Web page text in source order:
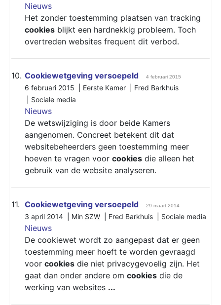
Nieuws
Het zonder toestemming plaatsen van tracking
cookies blijkt een hardnekkig probleem. Toch
overtreden websites frequent dit verbod.
10. Cookiewetgeving versoepeld 4 februari 2015
6 februari 2015 | Eerste Kamer | Fred Barkhuis
Sociale media
Nieuws
De wetswijziging is door beide Kamers
aangenomen. Concreet betekent dit dat
websitebeheerders geen toestemming meer
hoeven te vragen voor cookies die alleen het
gebruik van de website analyseren.
11. Cookiewetgeving versoepeld 29 maart 2014
3 april 2014 | Min SZW | Fred Barkhuis | Sociale media
Nieuws
De cookiewet wordt zo aangepast dat er geen
toestemming meer hoeft te worden gevraagd
voor cookies die niet privacygevoelig zijn. Het
gaat dan onder andere om cookies die de
werking van websites ...